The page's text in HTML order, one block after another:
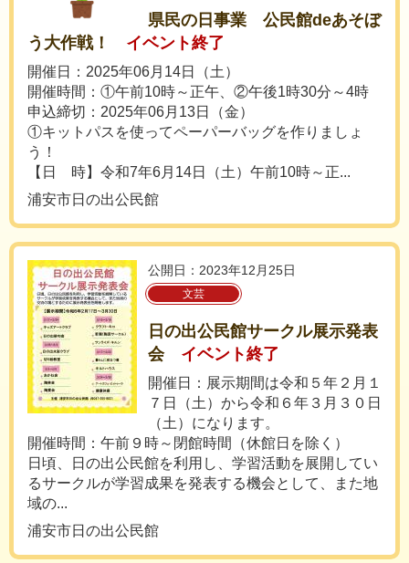
県民の日事業 公民館deあそぼ
う大作戦！
イベント終了
開催日：2025年06月14日（土）
開催時間：①午前10時～正午、②午後1時30分～4時
申込締切：2025年06月13日（金）
①キットパスを使ってペーパーバッグを作りましょ
う！
【日 時】令和7年6月14日（土）午前10時～正...
浦安市日の出公民館
公開日：2023年12月25日
文芸
日の出公民館サークル展示発表
会
イベント終了
開催日：展示期間は令和５年２月１
７日（土）から令和６年３月３０日
（土）になります。
開催時間：午前９時～閉館時間（休館日を除く）
日頃、日の出公民館を利用し、学習活動を展開してい
るサークルが学習成果を発表する機会として、また地
域の...
浦安市日の出公民館